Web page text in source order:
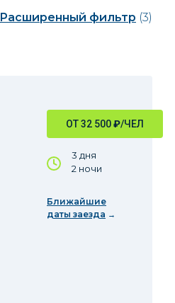
Расширенный фильтр (3)
ОТ 32 500₽/ЧЕЛ
3 дня
2 ночи
Ближайшие
даты заезда